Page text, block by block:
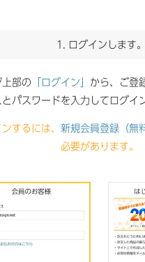
1. ログインします。
部の 「ログイン」 から、ご登
とパスワードを入力してログイ
するには、 新規会員登録（無
必要があります。